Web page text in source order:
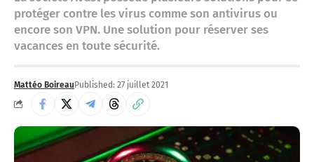
protéger contre les virus comme son antivirus ou
encore son VPN. Une solution pour réserver ses
vacances en toute sécurité.
Mattéo Boireau Published: 27 juillet 2021